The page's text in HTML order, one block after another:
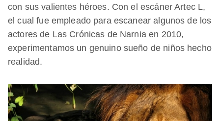
con sus valientes héroes. Con el escáner Artec L,
el cual fue empleado para escanear algunos de los
actores de Las Crónicas de Narnia en 2010,
experimentamos un genuino sueño de niños hecho
realidad.